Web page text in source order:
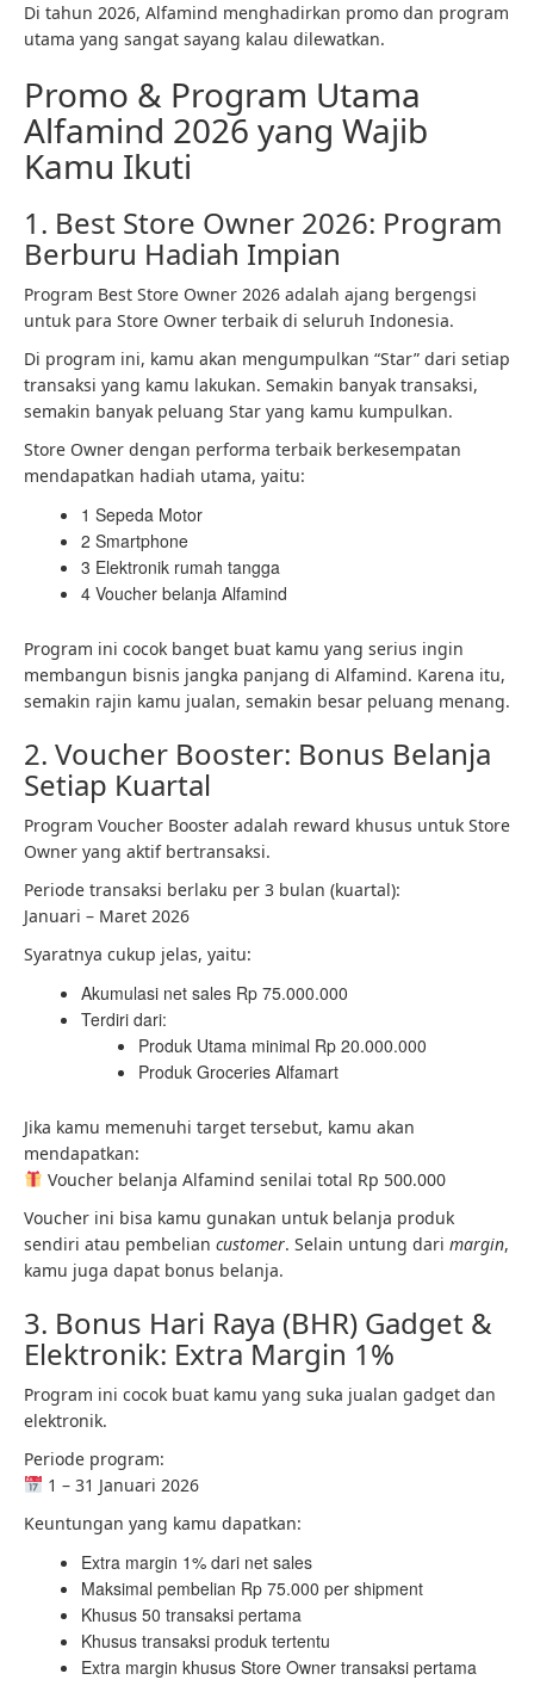
Di tahun 2026, Alfamind menghadirkan promo dan program
utama yang sangat sayang kalau dilewatkan.
Promo & Program Utama
Alfamind 2026 yang Wajib
Kamu Ikuti
1. Best Store Owner 2026: Program
Berburu Hadiah Impian
Program Best Store Owner 2026 adalah ajang bergengsi
untuk para Store Owner terbaik di seluruh Indonesia.
Di program ini, kamu akan mengumpulkan “Star” dari setiap
transaksi yang kamu lakukan. Semakin banyak transaksi,
semakin banyak peluang Star yang kamu kumpulkan.
Store Owner dengan performa terbaik berkesempatan
mendapatkan hadiah utama, yaitu:
1 Sepeda Motor
2 Smartphone
3 Elektronik rumah tangga
4 Voucher belanja Alfamind
Program ini cocok banget buat kamu yang serius ingin
membangun bisnis jangka panjang di Alfamind. Karena itu,
semakin rajin kamu jualan, semakin besar peluang menang.
2. Voucher Booster: Bonus Belanja
Setiap Kuartal
Program Voucher Booster adalah reward khusus untuk Store
Owner yang aktif bertransaksi.
Periode transaksi berlaku per 3 bulan (kuartal):
Januari – Maret 2026
Syaratnya cukup jelas, yaitu:
Akumulasi net sales Rp 75.000.000
Terdiri dari:
Produk Utama minimal Rp 20.000.000
Produk Groceries Alfamart
Jika kamu memenuhi target tersebut, kamu akan
mendapatkan:
Voucher belanja Alfamind senilai total Rp 500.000
Voucher ini bisa kamu gunakan untuk belanja produk
sendiri atau pembelian customer. Selain untung dari margin,
kamu juga dapat bonus belanja.
3. Bonus Hari Raya (BHR) Gadget &
Elektronik: Extra Margin 1%
Program ini cocok buat kamu yang suka jualan gadget dan
elektronik.
Periode program:
1 – 31 Januari 2026
Keuntungan yang kamu dapatkan:
Extra margin 1% dari net sales
Maksimal pembelian Rp 75.000 per shipment
Khusus 50 transaksi pertama
Khusus transaksi produk tertentu
Extra margin khusus Store Owner transaksi pertama